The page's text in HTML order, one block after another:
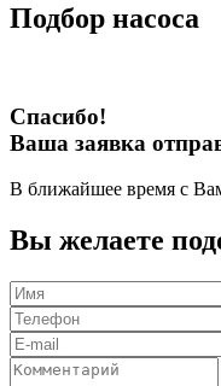
Подбор насоса
Спасибо!
Ваша заявка
В ближайшее время с
Вы желаете